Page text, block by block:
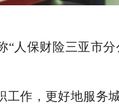
“人保财险三亚市
工作，更好地服务